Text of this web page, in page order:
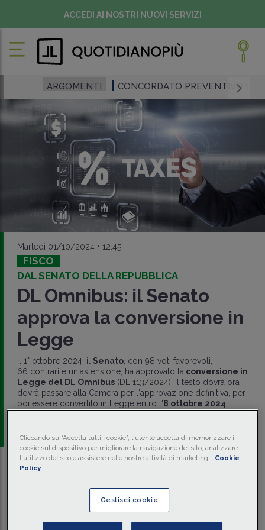
ACCEDI AI NOSTRI NUOVI SERVIZI
ARGOMENTI CONCORDATO PREVENTIVO
Martedì 01/10/2024 • 12:45
FISCO
DAL SENATO DELLA REPUBBLICA
DL Omnibus: il Senato
approva la conversione in
Legge
Il 1° ottobre 2024, il Senato, con 98 voti favorevoli,
66 contrari e un'astensione, ha approvato la conversione in
Legge del DL Omnibus(DL 113/2024). Il testo dovrà ora
dovrà passare alla Camera per l'approvazione definitiva, per
poi essere convertito in Legge entro l'8 ottobre 2024
Traduci con IA
2 min.
Il Senato ha ha approvato laconversione in Legge
Cliccando su “Accetta tutti i cookie”, l'utente accetta di memorizzare i
cookie sul dispositivo per migliorare la navigazione del sito, analizzare
l'utilizzo del sito e assistere nelle nostre attività di marketing.
Cookie
Policy
Gestisci cookie